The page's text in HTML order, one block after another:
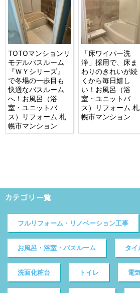
TOTOマンションリ
モデルバスルーム
『ＷＹシリーズ』
で冬場の一歩目も
快適なバスルーム
へ！お風呂（浴
室・ユニットバ
ス）リフォーム 札
幌市マンション
「床ワイパー洗
浄」採用で、床ま
わりのきれいが続
くから毎日嬉し
い！お風呂（浴
室・ユニットバ
ス）リフォーム 札
幌市マンション
カテゴリ一覧
フルリフォーム・リノベーション工事
お風呂・浴室・バスルーム タイ
洗面化粧台 トイレ 電